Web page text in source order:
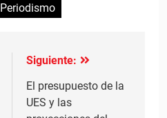
Periodismo
Siguiente:
El presupuesto de la
UES y las